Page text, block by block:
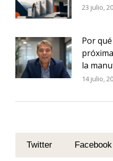
23 julio,
Por
la
14 julio,
Twitter Facebook